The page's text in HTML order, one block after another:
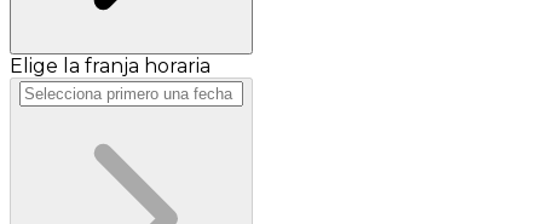
Elige la franja horaria